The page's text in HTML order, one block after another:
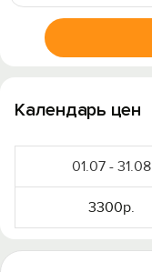
Календарь цен
01.07 - 31.08
3300р.